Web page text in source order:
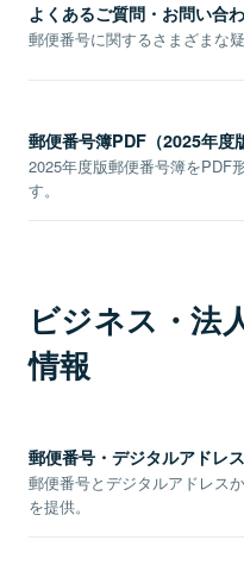
よくあるご質問・お問い合
郵便番号に関するさまざまな
郵便番号簿PDF（2025年度
2025年度版郵便番号簿をPDF
す。
ビジネス・法
情報
郵便番号・デジタルアドレ
郵便番号とデジタルアドレス
を提供。